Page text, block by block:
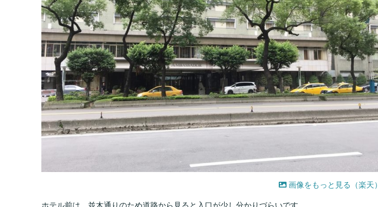
画像をもっと見る（楽天）
ホテル前は、並木通りのため道路から見ると入口が少し分かりづらいです。